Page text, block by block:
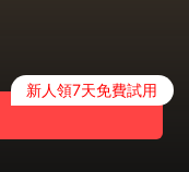
新人領7天免費試用